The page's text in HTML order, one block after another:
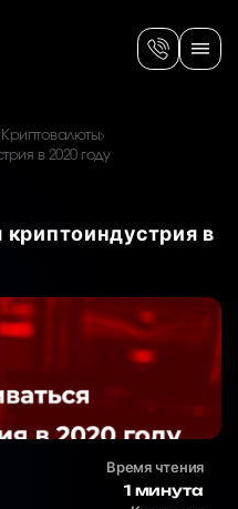
Криптовалюты
в 2020 году
криптоиндустрия в
Время чтения
1 минута